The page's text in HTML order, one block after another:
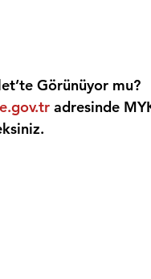
Görünüyor mu?
adresinde